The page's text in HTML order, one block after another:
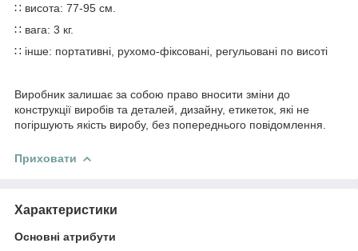
∷ висота: 77-95 см.
∷ вага: 3 кг.
∷ інше: портативні, рухомо-фіксовані, регульовані по висоті
Виробник залишає за собою право вносити зміни до
конструкції виробів та деталей, дизайну, етикеток, які не
погіршують якість виробу, без попереднього повідомлення.
Приховати
Характеристики
Основні атрибути